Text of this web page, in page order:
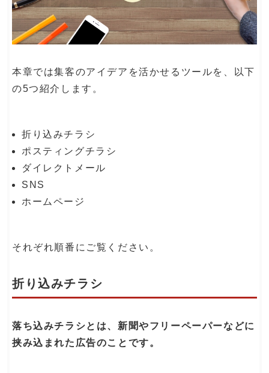
本章では集客のアイデアを活かせるツールを、以下
の5つ紹介します。
折り込みチラシ
ポスティングチラシ
ダイレクトメール
SNS
ホームページ
それぞれ順番にご覧ください。
折り込みチラシ
落ち込みチラシとは、新聞やフリーペーパーなどに
挟み込まれた広告のことです。